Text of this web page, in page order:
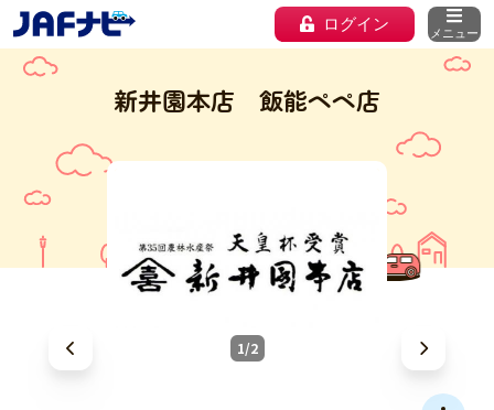
ログイン メニュー
新井園本店 飯能ペペ店
1/2